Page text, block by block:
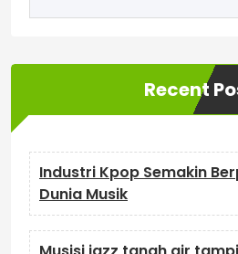
Recent
Industri Kpop Semakin
Dunia Musik